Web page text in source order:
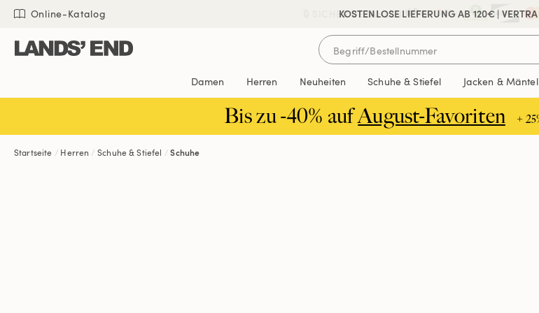
Direkt
Inhalt
Direkt
Navigation
Direkt
Suche
KOSTENLOSE LIEFERUNG AB 120€ |
🔒 SICHER BEZAHLEN
Online-Katalog
Damen Herren Neuheiten Schuhe & Stiefel Jacken & Mäntel
Bis zu -40% aufAugust-Favoriten +
Startseite Herren Schuhe & Stiefel Schuhe